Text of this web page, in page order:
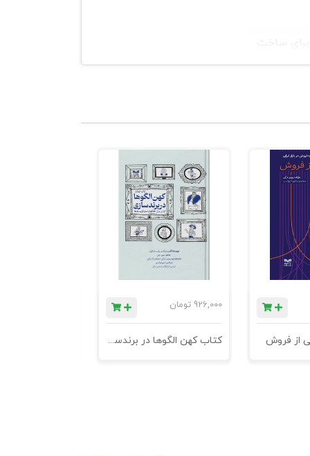
ساخت
شده است؛ هر
از فروش
926,000 تومان
کتاب کهن الگوها در برندسازی - ابزاری برای خلاقها و استراتژیست ها